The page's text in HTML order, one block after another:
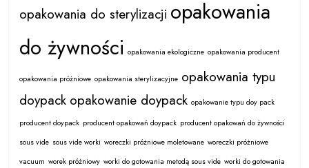
opakowania do sterylizacji opakowania
do żywności opakowania ekologiczne opakowania producent
opakowania próżniowe opakowania sterylizacyjne opakowania typu
doypack opakowanie doypack opakowanie typu doy pack
producent doypack producent opakowań doypack producent opakowań do żywności
sous vide sous vide worki woreczki próżniowe moletowane woreczki próżniowe
vacuum worek próżniowy worki do gotowania metodą sous vide worki do gotowania